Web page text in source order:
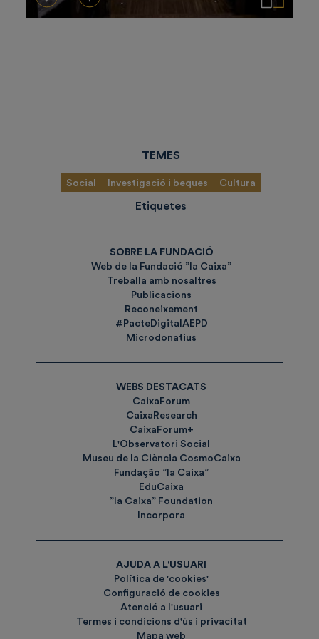
TEMES
Social Investigació i beques Cultura
Etiquetes
SOBRE LA FUNDACIÓ
Web de la Fundació ”la Caixa”
Treballa amb nosaltres
Publicacions
Reconeixement
#PacteDigitalAEPD
Microdonatius
WEBS DESTACATS
CaixaForum
CaixaResearch
CaixaForum+
L'Observatori Social
Museu de la Ciència CosmoCaixa
Fundação ”la Caixa”
EduCaixa
”la Caixa” Foundation
Incorpora
AJUDA A L'USUARI
Política de 'cookies'
Configuració de cookies
Atenció a l'usuari
Termes i condicions d'ús i privacitat
Mapa web